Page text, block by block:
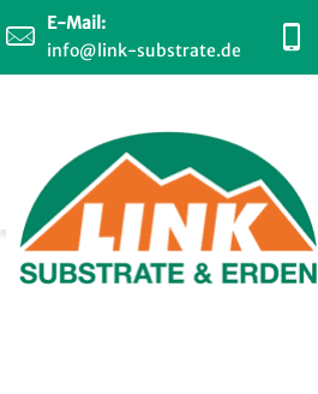
E-Mail:
info@link-substrate.de